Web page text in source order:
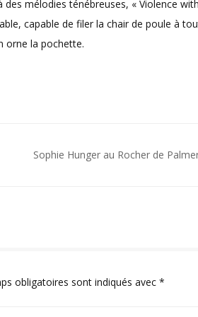
mélodies ténébreuses, « Violence
capable de filer la chair de poule à
orne la pochette.
Sophie Hunger au Rocher de
obligatoires sont indiqués avec *